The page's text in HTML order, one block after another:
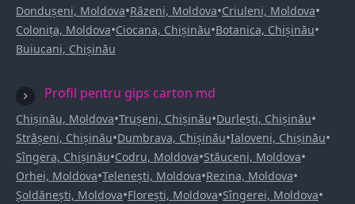
Dondușeni, Moldova•Răzeni, Moldova•Criuleni, Moldova•
Colonița, Moldova•Ciocana, Chișinău•Botanica, Chișinău•
Buiucani, Chișinău
Profil pentru gips carton md
Chișinău, Moldova•Trușeni, Chișinău•Durlești, Chișinău•
Strășeni, Chișinău•Dumbrava, Chișinău•Ialoveni, Chișinău•
Sîngera, Chișinău•Codru, Moldova•Stăuceni, Moldova•
Orhei, Moldova•Telenești, Moldova•Rezina, Moldova•
Șoldănești, Moldova•Florești, Moldova•Sîngerei, Moldova•